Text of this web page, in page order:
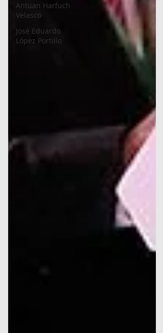
Antuan Harfuch
Velasco
José Eduardo
López Portillo